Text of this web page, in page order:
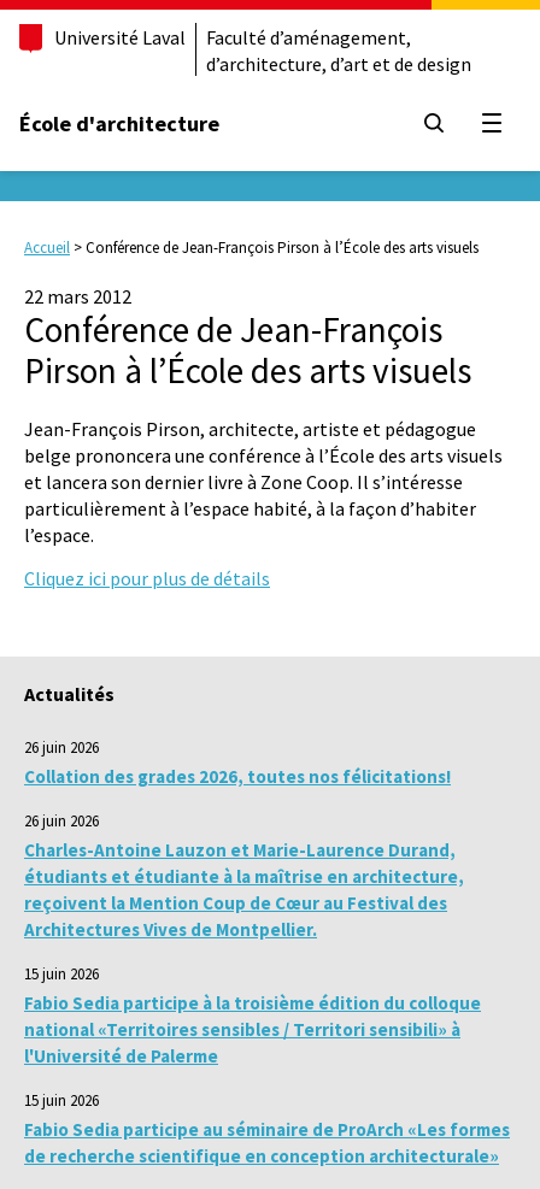
Université Laval
Faculté d’aménagement,
d’architecture, d’art et de design
École d'architecture
Accueil >Conférence de Jean-François Pirson à l’École des arts visuels
22 mars 2012
Conférence de Jean-François
Pirson à l’École des arts visuels
Jean-François Pirson, architecte, artiste et pédagogue
belge prononcera une conférence à l’École des arts visuels
et lancera son dernier livre à Zone Coop. Il s’intéresse
particulièrement à l’espace habité, à la façon d’habiter
l’espace.
Cliquez ici pour plus de détails
Actualités
26 juin 2026
Collation des grades 2026, toutes nos félicitations!
26 juin 2026
Charles-Antoine Lauzon et Marie-Laurence Durand,
étudiants et étudiante à la maîtrise en architecture,
reçoivent la Mention Coup de Cœur au Festival des
Architectures Vives de Montpellier.
15 juin 2026
Fabio Sedia participe à la troisième édition du colloque
national «Territoires sensibles / Territori sensibili» à
l'Université de Palerme
15 juin 2026
Fabio Sedia participe au séminaire de ProArch «Les formes
de recherche scientifique en conception architecturale»